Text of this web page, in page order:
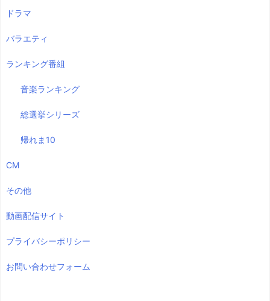
ドラマ
バラエティ
ランキング番組
音楽ランキング
総選挙シリーズ
帰れま10
CM
その他
動画配信サイト
プライバシーポリシー
お問い合わせフォーム